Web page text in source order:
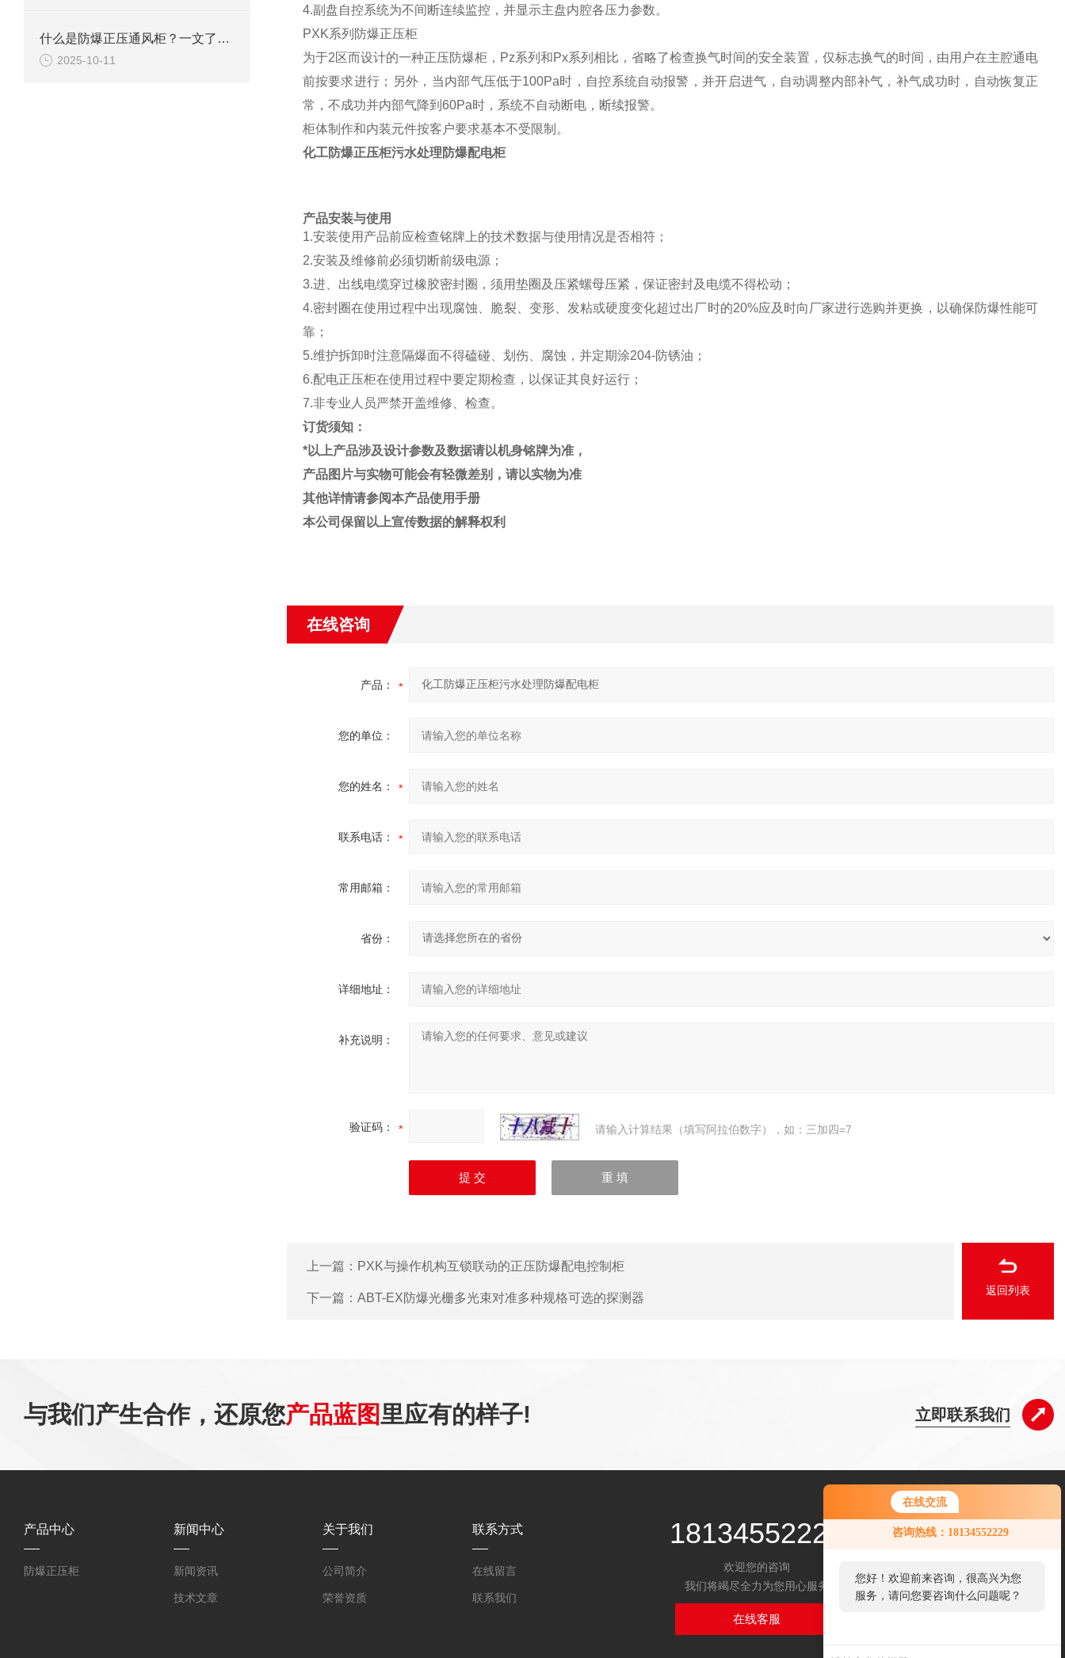
在线交流
咨询热线：18134552229
您好！欢迎前来咨询，很高兴为您
服务，请问您要咨询什么问题呢？
什么是防爆正压通风柜？一文了解其定义、原理及应用
2025-10-11
4.副盘自控系统为不间断连续监控，并显示主盘内腔各压力参数。
PXK系列防爆正压柜
为于2区而设计的一种正压防爆柜，Pz系列和Px系列相比，省略了检查换气时间的安全装置，仅标志换气的时间，由用户在主腔通电
前按要求进行；另外，当内部气压低于100Pa时，自控系统自动报警，并开启进气，自动调整内部补气，补气成功时，自动恢复正
常，不成功并内部气降到60Pa时，系统不自动断电，断续报警。
柜体制作和内装元件按客户要求基本不受限制。
化工防爆正压柜污水处理防爆配电柜
产品安装与使用
1.安装使用产品前应检查铭牌上的技术数据与使用情况是否相符；
2.安装及维修前必须切断前级电源；
3.进、出线电缆穿过橡胶密封圈 ，须用垫圈及压紧螺母压紧，保证密封及电缆不得松动；
4.密封圈在使用过程中出现腐蚀、脆裂、变形、发粘或硬度变化超过出厂时的20%应及时向厂家进行选购并更换 ， 以确保防爆性能可
靠；
5.维护拆卸时注意隔爆面不得磕碰、划伤、腐蚀，并定期涂204-防锈油 ；
6.配电正压柜在使用过程中要定期检查，以保证其良好运行；
7.非专业人员严禁开盖维修、检查。
订货须知：
*以上产品涉及设计参数及数据请以机身铭牌为准，
产品图片与实物可能会有轻微差别，请以实物为准
其他详情请参阅本产品使用手册
本公司保留以上宣传数据的解释权利
在线咨询
产品：
您的单位：
您的姓名：
联系电话：
常用邮箱：
省份：
详细地址：
补充说明：
验证码： 请输入计算结果（填写阿拉伯数字），如：三加四=7
上一篇： PXK与操作机构互锁联动的正压防爆配电控制柜
下一篇： ABT-EX防爆光栅多光束对准多种规格可选的探测器
返回列表
与我们产生合作，还原您产品蓝图里应有的样子! 立即联系我们
产品中心
防爆正压柜
新闻中心
新闻资讯
技术文章
关于我们
公司简介
荣誉资质
联系方式
在线留言
联系我们
18134552229
欢迎您的咨询
我们将竭尽全力为您用心服务
在线客服